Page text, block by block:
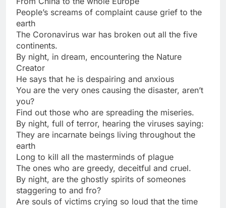
People’s screams of complaint cause grief to the
earth
The Coronavirus war has broken out all the five
continents.
By night, in dream, encountering the Nature
Creator
He says that he is despairing and anxious
You are the very ones causing the disaster, aren’t
you?
Find out those who are spreading the miseries.
By night, full of terror, hearing the viruses saying:
They are incarnate beings living throughout the
earth
Long to kill all the masterminds of plague
The ones who are greedy, deceitful and cruel.
By night, are the ghostly spirits of someones
staggering to and fro?
Are souls of victims crying so loud that the time